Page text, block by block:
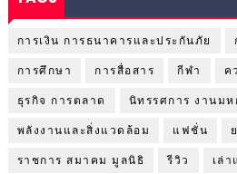
การเงิน การธนาคารและประกันภัย
การศึกษา
การสื่อสาร กีฬา ค
ธุรกิจ การตลาด
นิทรรศการ งานมห
พลังงานและสิ่งแวดล้อม
แฟชั่น
ราชการ สมาคม มูลนิธิ
รีวิว เล่